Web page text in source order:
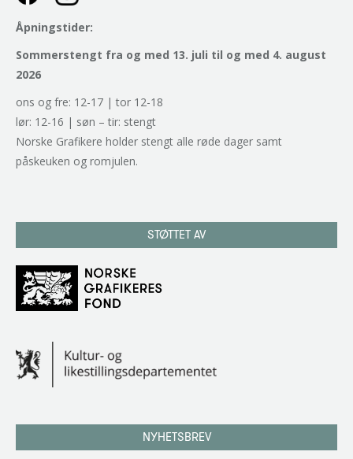
Åpningstider:
Sommerstengt fra og med 13. juli til og med 4. august
2026
ons og fre: 12-17 | tor 12-18
lør: 12-16 | søn – tir: stengt
Norske Grafikere holder stengt alle røde dager samt
påskeuken og romjulen.
STØTTET AV
NYHETSBREV